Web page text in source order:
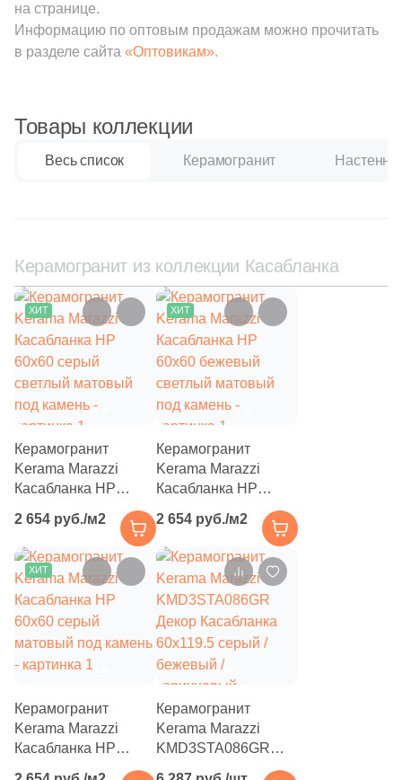
Cristacer (20
Cube Ceramica ( 56)
DNA Tiles ( 86)
DVOMO (
Decocer (16)
Decovita (57)
Delacora ( 302
Diart (4 )
Dogma ( 61
Domino (
DualGres (62)
Duna (64)
Dune (82)
Durstone (21)
EM-TILE (5)
ESTIMA (669
Edilcuoghi Edilgres (
Edimax Ceramiche Astor (
на странице.
Информацию по оптовым продажам можно прочитать
в разделе сайта «Оптовикам».
Товары коллекции
Весь список Керамогранит
Керамогранит из коллекции Касабланка
ХИТ
Керамогранит
Kerama Marazzi
Касабланка HP
светлый матовый
под камень
2 654 руб./м2
ХИТ
Керамогранит
Kerama Marazzi
Касабланка HP
светлый матовый
под камень
2 654 руб./м2
ХИТ
Керамогранит
Kerama Marazzi
Касабланка HP
Керамогранит
Kerama Marazzi
KMD3STA086GR
Декор Касабланка